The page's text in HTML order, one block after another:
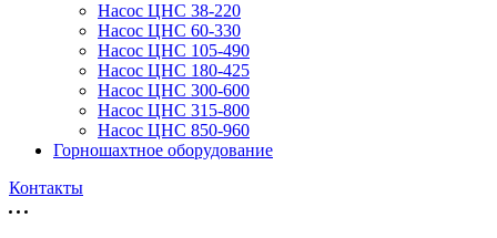
Насос ЦНС 38-220
Насос ЦНС 60-330
Насос ЦНС 105-490
Насос ЦНС 180-425
Насос ЦНС 300-600
Насос ЦНС 315-800
Насос ЦНС 850-960
Горношахтное оборудование
Контакты